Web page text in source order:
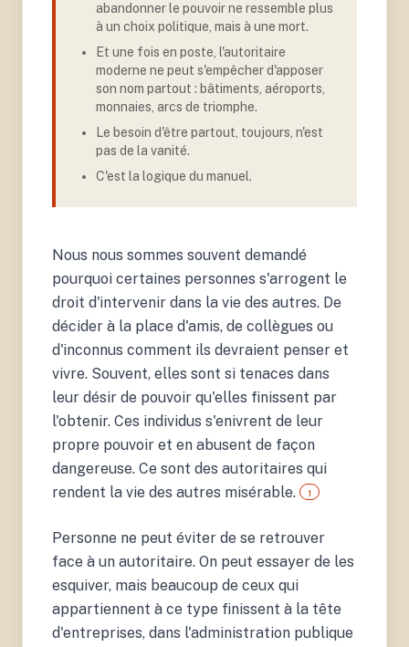
abandonner le pouvoir ne ressemble plus
à un choix politique, mais à une mort.
Et une fois en poste, l'autoritaire
moderne ne peut s'empêcher d'apposer
son nom partout : bâtiments, aéroports,
monnaies, arcs de triomphe.
Le besoin d'être partout, toujours, n'est
pas de la vanité.
C'est la logique du manuel.
Nous nous sommes souvent demandé
pourquoi certaines personnes s'arrogent le
droit d'intervenir dans la vie des autres. De
décider à la place d'amis, de collègues ou
d'inconnus comment ils devraient penser et
vivre. Souvent, elles sont si tenaces dans
leur désir de pouvoir qu'elles finissent par
l'obtenir. Ces individus s'enivrent de leur
propre pouvoir et en abusent de façon
dangereuse. Ce sont des autoritaires qui
rendent la vie des autres misérable.
1
Levitsky, S. & Ziblatt, D.
(2018). How
Democracies Die. Crown
Publishing; Mounk, Y.
(2018). The People vs.
University Press.
Personne ne peut éviter de se retrouver
face à un autoritaire. On peut essayer de les
esquiver, mais beaucoup de ceux qui
appartiennent à ce type finissent à la tête
d'entreprises, dans l'administration publique